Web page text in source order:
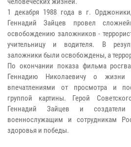
1 декабря 1988 года в г.
Геннадий Зайцев провел
освобождению заложников -
учительницу и водителя. В
заложники были освобождены, а
По окончании показа фильма
Геннадию Николаевичу о жизни
впечатлениями от просмотра и
группой картины. Герой
Геннадий Зайцев и
военнослужащим и сотрудникам
здоровья и победы.